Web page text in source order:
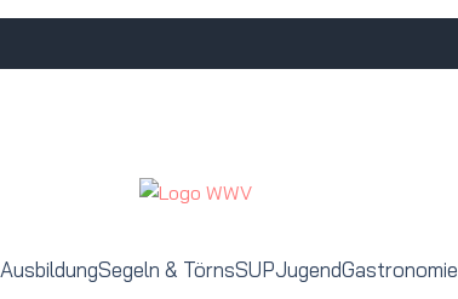
AusbildungSegeln & TörnsSUPJugendGastronomie